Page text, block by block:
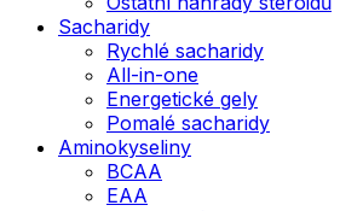
Sacharidy
Rychlé sacharidy
All-in-one
Energetické gely
Pomalé sacharidy
Aminokyseliny
BCAA
EAA